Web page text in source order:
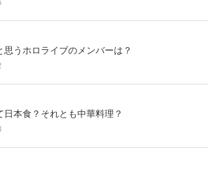
思うホロライブのメンバーは？
日本食？それとも中華料理？